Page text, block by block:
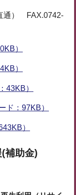
FAX.0742-
）
）
43KB）
ド：97KB）
）
補助金)